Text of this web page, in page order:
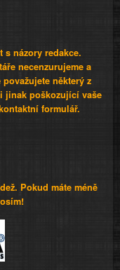
s názory redakce.
necenzurujeme a
některý z
jinak poškozující vaše
formulář.
Pokud máte méně